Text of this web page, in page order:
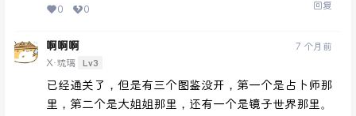
0 0 回复
啊啊啊
X·琉璃 Lv3
7 个月前
已经通关了，但是有三个图鉴没开，第一个是占卜师那
里，第二个是大姐姐那里，还有一个是镜子世界那里。